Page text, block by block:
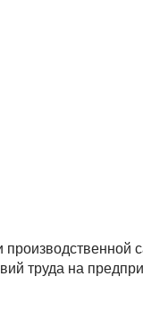
производственной
труда на